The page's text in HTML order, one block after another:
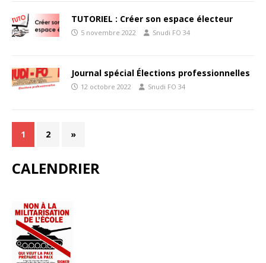
TUTORIEL : Créer son espace électeur
5 novembre 2022 Snudi FO 34
Journal spécial Élections professionnelles
12 octobre 2022 Snudi FO 34
1 2 »
CALENDRIER